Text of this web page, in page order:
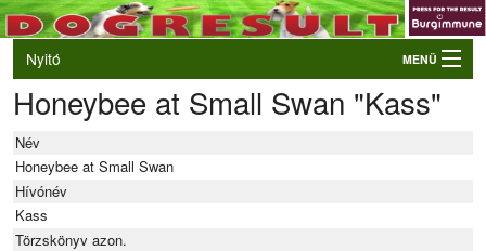
Nyitó MENÜ
Belépés
VB és EO válogatók
Élő eredmények
Rendezvények
Kutyák
Honeybee at Small Swan "Kass"
Név
Honeybee at Small Swan
Hívónév
Kass
Törzskönyv azon.